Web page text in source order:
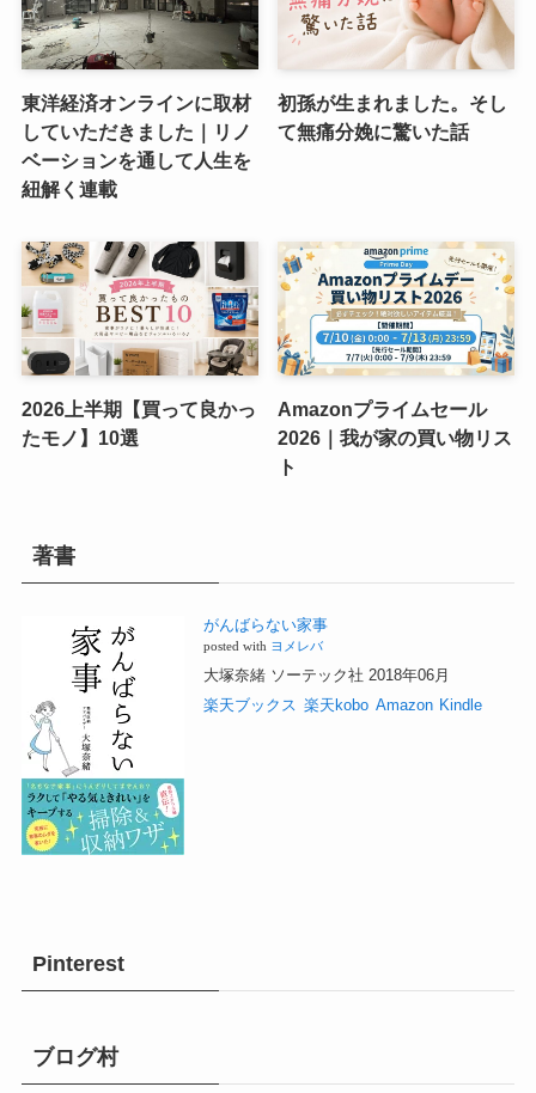
東洋経済オンラインに取材
していただきました｜リノ
ベーションを通して人生を
紐解く連載
初孫が生まれました。そし
て無痛分娩に驚いた話
2026上半期【買って良かっ
たモノ】10選
Amazonプライムセール
2026｜我が家の買い物リス
ト
著書
がんばらない家事
posted with ヨメレバ
大塚奈緒 ソーテック社 2018年06月
楽天ブックス 楽天kobo Amazon Kindle
Pinterest
ブログ村